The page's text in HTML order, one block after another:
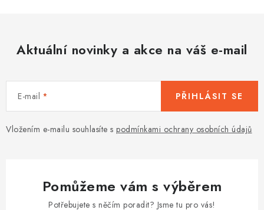
Aktuální novinky a akce na váš e-mail
E-mail
Vložením e-mailu souhlasíte s podmínkami ochrany osobních údajů
PŘIHLÁSIT SE
Pomůžeme vám s výběrem
Potřebujete s něčím poradit? Jsme tu pro vás!